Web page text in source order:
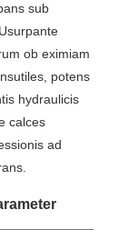
sub
ob eximiam
potens
hydraulicis
calces
ad